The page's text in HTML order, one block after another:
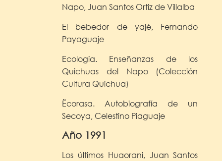
Napo, Juan Santos Ortiz de Villalba
El bebedor de yajé, Fernando
Payaguaje
Ecología. Enseñanzas de los
Quichuas del Napo (Colección
Cultura Quichua)
Ëcorasa. Autobiografía de un
Secoya, Celestino Piaguaje
Año 1991
Los últimos Huaorani, Juan Santos